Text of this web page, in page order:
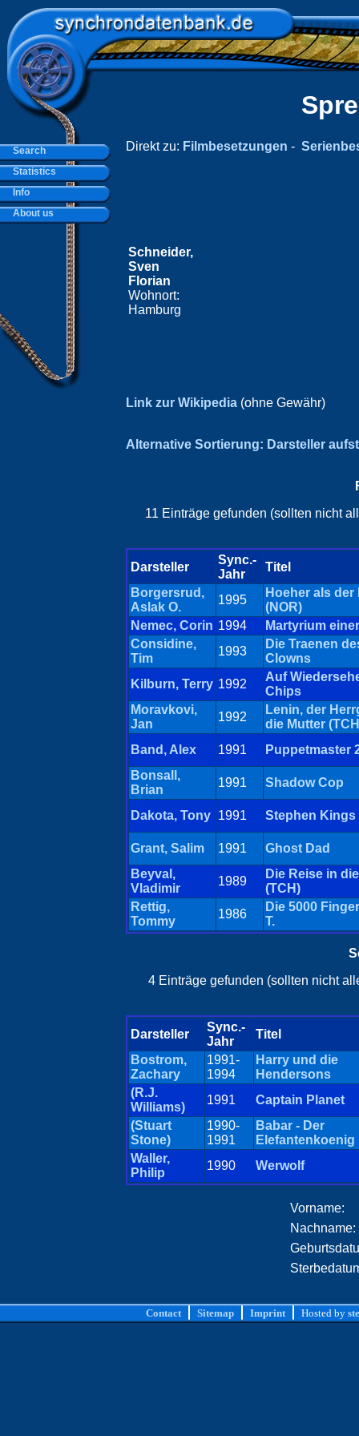
Direkt zu: Filmbesetzungen -
Schneider,
Sven
Florian
Wohnort:
Hamburg
Link zur Wikipedia (ohne Gewähr)
Alternative Sortierung: Darsteller
11 Einträge gefunden (sollten nicht
Darsteller
Sync.-
Jahr
Titel
Borgersrud,
Aslak O.
1995
Hoeher als der
(NOR)
Nemec, Corin 1994
Martyrium
Considine,
Tim
1993
Die Traenen
Clowns
Kilburn, Terry 1992
Auf
Chips
Moravkovi,
Jan
1992
Lenin, der
die Mutter
Band, Alex
1991
Puppetmaster
Bonsall,
Brian
1991 Shadow Cop
Dakota, Tony 1991 Stephen Kings
Grant, Salim 1991
Ghost Dad
Beyval,
Vladimir
1989
Die Reise in
(TCH)
Rettig,
Tommy
1986
Die 5000
T.
4 Einträge gefunden (sollten nicht
Darsteller
Sync.-
Jahr
Titel
Bostrom,
Zachary
1991-
1994
Harry und die
Hendersons
(R.J.
Williams)
1991
Captain Planet
(Stuart
Stone)
1990-
1991
Babar - Der
Elefantenkoenig
Waller,
Philip
1990 Werwolf
Vorname:
Nachname:
Contact Sitemap Imprint Hosted by
Search
Statistics
Info
About us